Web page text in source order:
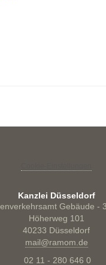
Kanzlei Düsseldorf
Gebäude -
Höherweg 101
40233 Düsseldorf
mail@ramom.de
02 11 - 280 646 0